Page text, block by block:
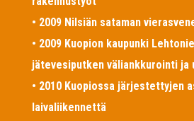
• 2009 Nilsiän sataman
• 2009 Kuopion kaupunki
jätevesiputken väliankkurointi ja
• 2010 Kuopiossa järjestettyjen
laivaliikennettä